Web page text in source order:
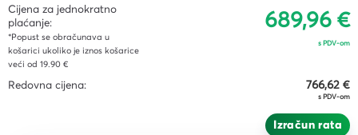
Cijena za jednokratno
plaćanje:
*Popust se obračunava u
košarici ukoliko je iznos košarice
veći od 19.90 €
689,96 €
s PDV-om
Redovna cijena: 766,62 €
s PDV-om
Izračun rata